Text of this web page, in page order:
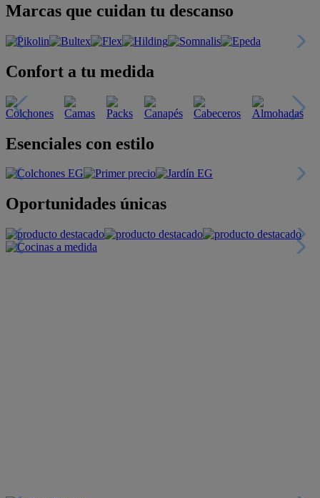
Marcas que cuidan tu descanso
Confort a tu medida
Esenciales con estilo
Oportunidades únicas